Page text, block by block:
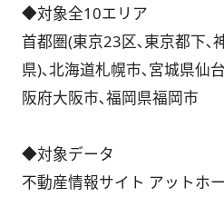
◆対象全10エリア
首都圏(東京23区､東京都下､
県)､北海道札幌市､宮城県仙
阪府大阪市､福岡県福岡市
◆対象データ
不動産情報サイト アットホ